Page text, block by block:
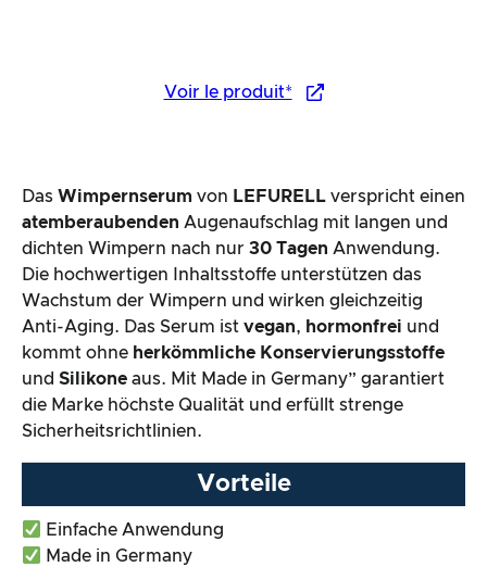
Voir le produit*
Das Wimpernserum von LEFURELL verspricht einen
atemberaubenden Augenaufschlag mit langen und
dichten Wimpern nach nur 30 Tagen Anwendung.
Die hochwertigen Inhaltsstoffe unterstützen das
Wachstum der Wimpern und wirken gleichzeitig
Anti-Aging. Das Serum ist vegan, hormonfrei und
kommt ohne herkömmliche Konservierungsstoffe
und Silikone aus. Mit Made in Germany” garantiert
die Marke höchste Qualität und erfüllt strenge
Sicherheitsrichtlinien.
Vorteile
Einfache Anwendung
Made in Germany